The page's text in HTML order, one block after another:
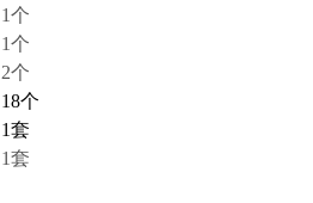
1个
1个
2个
18个
1套
1套